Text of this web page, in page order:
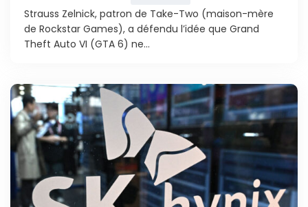
Strauss Zelnick, patron de Take-Two (maison-mère
de Rockstar Games), a défendu l’idée que Grand
Theft Auto VI (GTA 6) ne...